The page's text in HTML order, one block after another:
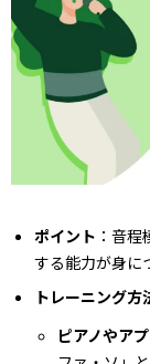
ポイント ：音
する能力が身に
トレーニング方
ピアノやア